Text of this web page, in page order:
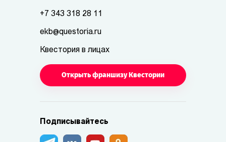
+7 343 318 28 11
ekb@questoria.ru
Квестория в лицах
Открыть франшизу Квестории
Подписывайтесь